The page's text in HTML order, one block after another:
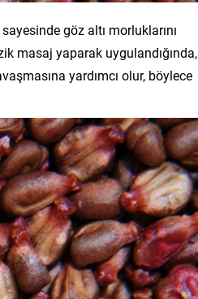
göz altı morluklarını
masaj yaparak uygulandığında,
yardımcı olur, böylece